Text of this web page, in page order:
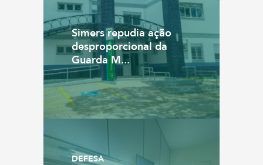
Simers repudia ação
desproporcional da
Guarda M...
DEFESA